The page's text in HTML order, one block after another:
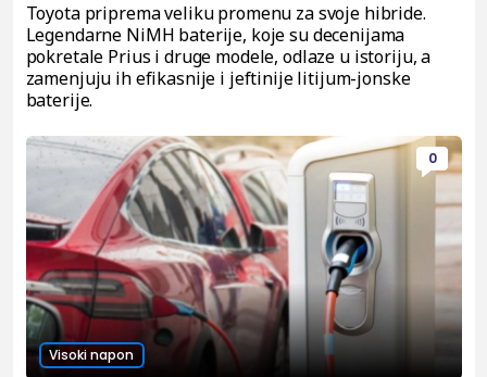
Toyota priprema veliku promenu za svoje hibride.
Legendarne NiMH baterije, koje su decenijama
pokretale Prius i druge modele, odlaze u istoriju, a
zamenjuju ih efikasnije i jeftinije litijum-jonske
baterije.
0
Visoki napon